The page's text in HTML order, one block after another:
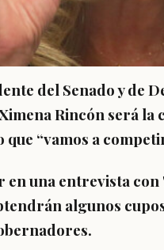
del Senado y de
Rincón será
que “vamos a
en una entrevista con
algunos